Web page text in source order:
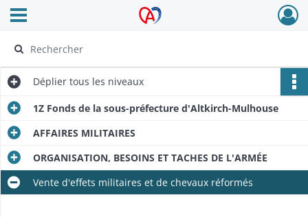
Archives Alsace - Colmar
Ouvrir le menu déroulant
Déplier tous les niveaux
1Z Fonds de la sous-préfecture d'Altkirch-Mulhouse
AFFAIRES MILITAIRES
ORGANISATION, BESOINS ET TACHES DE L'ARMÉE
Vente d'effets militaires et de chevaux réformés